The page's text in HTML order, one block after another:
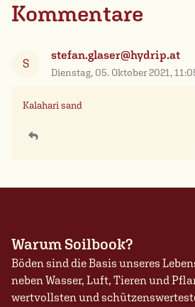
Kommentare
S
stefan.glaser@hydrip.at
Dienstag, 05. Oktober 2021,
Kalahari sand
Warum Soilbook?
Böden sind die Basis unseres
neben Wasser, Luft, Tieren und
wertvollsten und